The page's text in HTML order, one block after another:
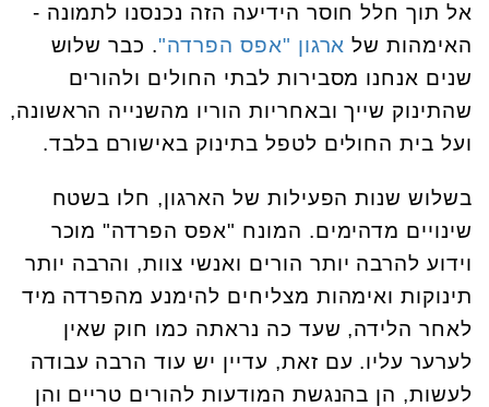
אל תוך חלל חוסר הידיעה הזה נכנסנו לתמונה -
האימהות של ארגון "אפס הפרדה". כבר שלוש
שנים אנחנו מסבירות לבתי החולים ולהורים
שהתינוק שייך ובאחריות הוריו מהשנייה הראשונה,
ועל בית החולים לטפל בתינוק באישורם בלבד.
בשלוש שנות הפעילות של הארגון, חלו בשטח
שינויים מדהימים. המונח "אפס הפרדה" מוכר
וידוע להרבה יותר הורים ואנשי צוות, והרבה יותר
תינוקות ואימהות מצליחים להימנע מהפרדה מיד
לאחר הלידה, שעד כה נראתה כמו חוק שאין
לערער עליו. עם זאת, עדיין יש עוד הרבה עבודה
לעשות, הן בהנגשת המודעות להורים טריים והן